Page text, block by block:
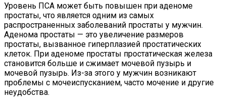
Уровень ПСА может быть повышен при аденоме
простаты, что является одним из самых
распространенных заболеваний простаты у мужчин.
Аденома простаты — это увеличение размеров
простаты, вызванное гиперплазией простатических
клеток. При аденоме простаты простатическая железа
становится больше и сжимает мочевой пузырь и
мочевой пузырь. Из-за этого у мужчин возникают
проблемы с мочеиспусканием, часто мочение и другие
неудобства.